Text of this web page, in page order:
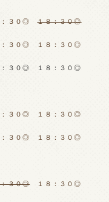
３０◎１８：３０◎
３０◎ １８：３０◎
３０◎ １８：３０◎
３０◎ １８：３０◎
：３０◎ １８：３０◎
３０◎１８：３０◎